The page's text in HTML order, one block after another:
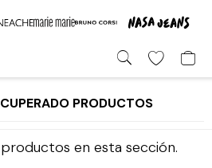
PRODUCTOS
en esta sección.